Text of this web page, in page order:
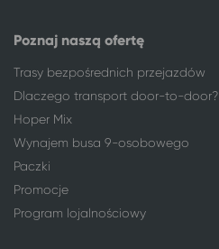
Poznaj naszą ofertę
Trasy bezpośrednich przejazdów
Dlaczego transport door-to-door?
Hoper Mix
Wynajem busa 9-osobowego
Paczki
Promocje
Program lojalnościowy